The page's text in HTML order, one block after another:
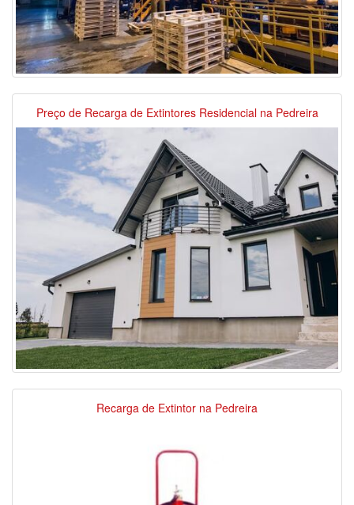
Preço de Recarga de Extintores Residencial na Pedreira
Recarga de Extintor na Pedreira